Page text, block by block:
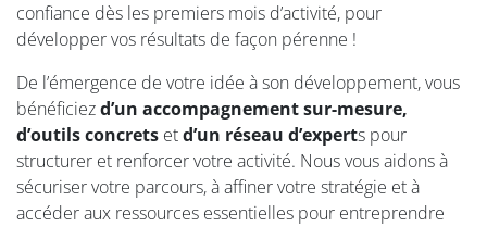
confiance dès les premiers mois d’activité, pour
développer vos résultats de façon pérenne !
De l’émergence de votre idée à son développement, vous
bénéficiezd’un accompagnement sur-mesure,
d’outils concrets etd’un réseau d’experts pour
structurer et renforcer votre activité. Nous vous aidons à
sécuriser votre parcours, à affiner votre stratégie et à
accéder aux ressources essentielles pour entreprendre